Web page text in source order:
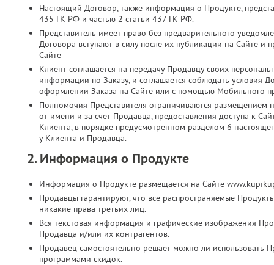
Настоящий Договор, также информация о Продукте,
435 ГК РФ и частью 2 статьи 437 ГК РФ.
Представитель имеет право без предварительного
Договора вступают в силу после их публикации на Сайте
Сайте
Клиент соглашается на передачу Продавцу своих
информации по Заказу, и соглашается соблюдать условия
оформлении Заказа на Сайте или с помощью Мобильного
Полномочия Представителя ограничиваются
от имени и за счет Продавца, предоставления доступа к
Клиента, в порядке предусмотренном разделом 6
у Клиента и Продавца.
2. Информация о Продукте
Информация о Продукте размещается на Сайте
Продавцы гарантируют, что все распространяемые
никакие права третьих лиц.
Вся текстовая информация и графические изображения
Продавца и/или их контрагентов.
Продавец самостоятельно решает можно ли
программами скидок.